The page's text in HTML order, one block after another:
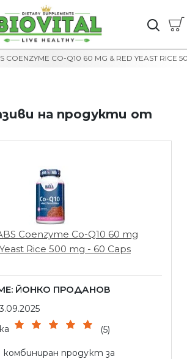
COENZYME CO-Q10 60 MG & RED YEAST RICE
на продукти от
Coenzyme Co-Q10 60 mg
Rice 500 mg - 60 Caps
ЙОНКО ПРОДАНОВ
(5)
комбиниран продукт за